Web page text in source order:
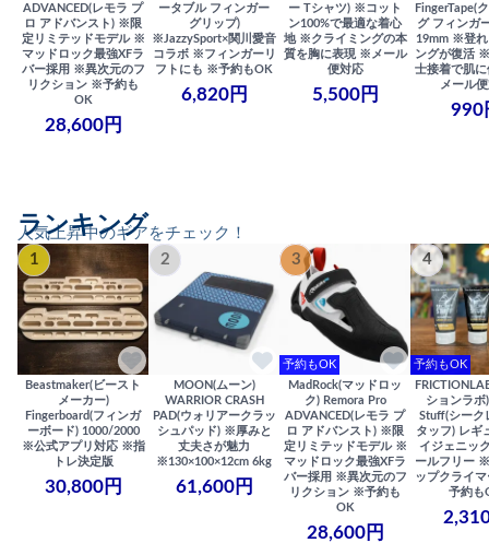
ADVANCED(レモラ プ
ロ アドバンスト) ※限
定リミテッドモデル ※
マッドロック最強XFラ
バー採用 ※異次元のフ
リクション ※予約も
OK
28,600円
ータブル フィンガー
グリップ)
※JazzySport×関川愛音
コラボ ※フィンガーリ
フトにも ※予約もOK
6,820円
ー Tシャツ) ※コット
ン100%で最適な着心
地 ※クライミングの本
質を胸に表現 ※メール
便対応
5,500円
FingerTape(
グ フィンガ
19mm ※登れ
ングが復活
士接着で肌
メール
990
人気上昇中のギアをチェック！
ランキング
1
Beastmaker(ビースト
メーカー)
Fingerboard(フィンガ
ーボード) 1000/2000
※公式アプリ対応 ※指
トレ決定版
30,800円
2
MOON(ムーン)
WARRIOR CRASH
PAD(ウォリアークラッ
シュパッド) ※厚みと
丈夫さが魅力
※130×100×12cm 6kg
61,600円
3
予約もOK
MadRock(マッドロッ
ク) Remora Pro
ADVANCED(レモラ プ
ロ アドバンスト) ※限
定リミテッドモデル ※
マッドロック最強XFラ
バー採用 ※異次元のフ
リクション ※予約も
OK
28,600円
4
予約もOK
ションラボ
Stuff(シーク
タッフ) レギ
イジェニッ
ールフリー
ップクライ
予約も